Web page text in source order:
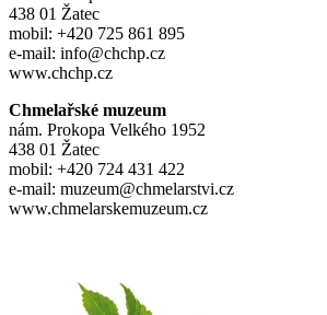
438 01 Žatec
mobil: +420 725 861 895
e-mail: info@chchp.cz
www.chchp.cz
Chmelařské muzeum
nám. Prokopa Velkého 1952
438 01 Žatec
mobil: +420 724 431 422
e-mail: muzeum@chmelarstvi.cz
www.chmelarskemuzeum.cz